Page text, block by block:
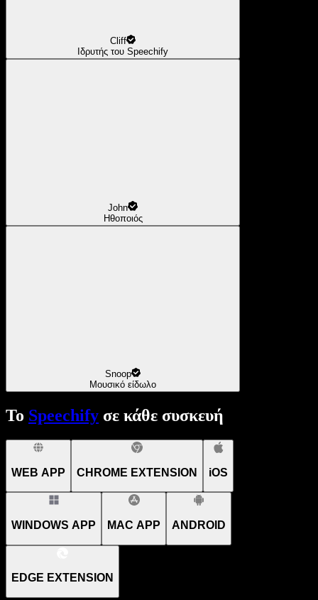
Cliff
Ιδρυτής του Speechify
John
Ηθοποιός
Snoop
Μουσικό είδωλο
Το Speechify σε κάθε συσκευή
WEB APP CHROME EXTENSION iOS
WINDOWS APP MAC APP ANDROID
EDGE EXTENSION